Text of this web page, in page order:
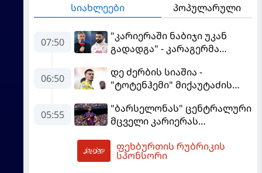
სიახლეები პოპულარული
07:50
"კარიერაში ნაბიჯი უკან
გადადგა" - კარაგერმა
06:50
დე ძერბის სიაშია -
"ტოტენჰემი" მიქაუტაძის
05:55
"ბარსელონას" ცენტრალური
მცველი კარიერას
გააგრძელებს
ფეხბურთის რუბრიკის
სპონსორი